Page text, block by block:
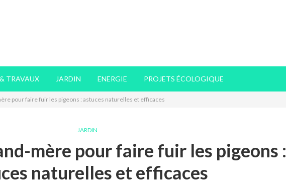
TRAVAUX JARDIN ENERGIE PROJETS ÉCOLOGIQUE
pour faire fuir les pigeons : astuces naturelles et efficaces
JARDIN
mère pour faire fuir les pigeons :
naturelles et efficaces